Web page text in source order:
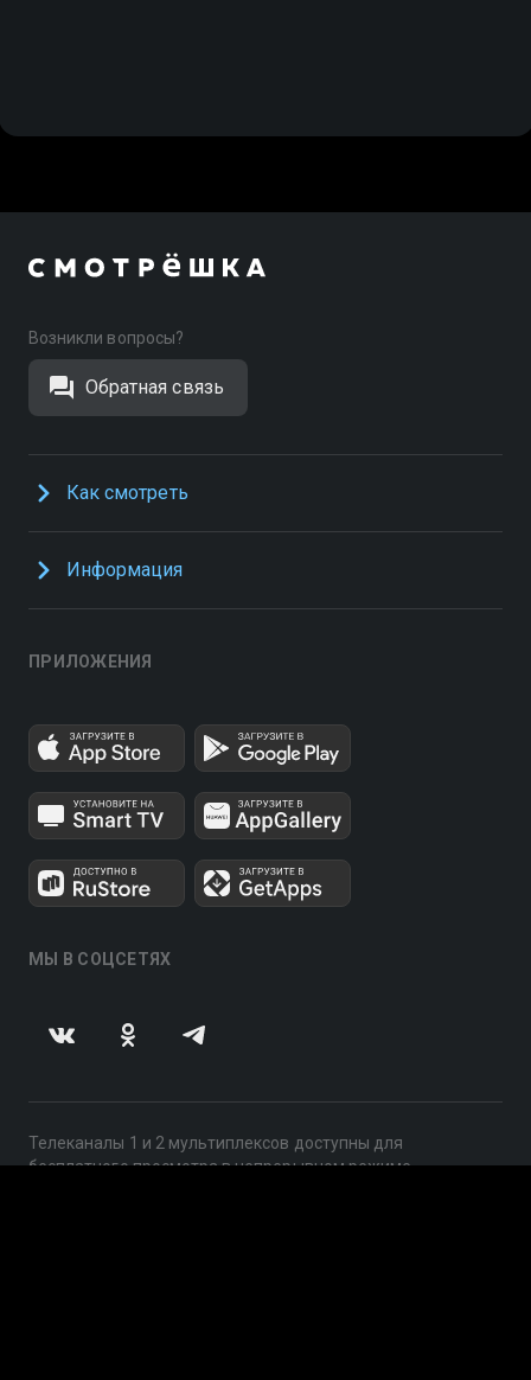
Возникли вопросы?
Обратная связь
Как смотреть
Информация
ПРИЛОЖЕНИЯ
МЫ В СОЦСЕТЯХ
Телеканалы 1 и 2 мультиплексов доступны для
бесплатного просмотра в непрерывном режиме,